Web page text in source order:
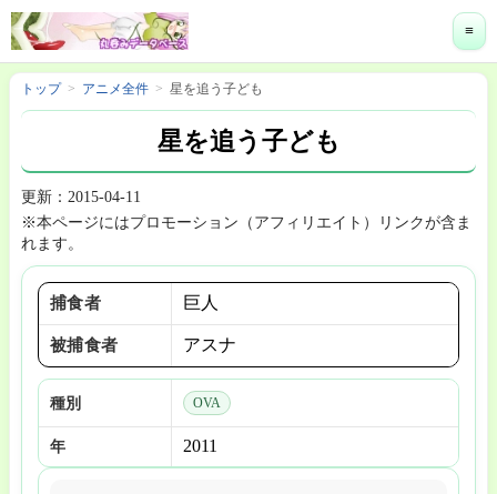
≡
トップ アニメ全件 星を追う子ども
星を追う子ども
更新：2015-04-11
※本ページにはプロモーション（アフィリエイト）リンクが含ま
れます。
捕食者 巨人
被捕食者 アスナ
種別 OVA
年 2011